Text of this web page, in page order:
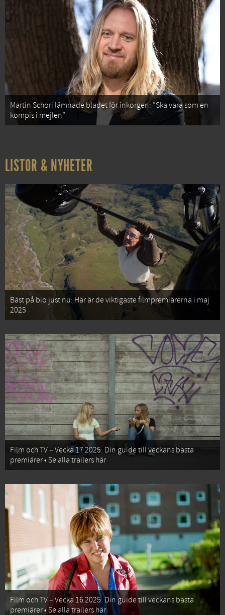
Martin Schori lämnade bladet för inkorgen: ”Ska vara som en
kompis i mejlen”
LISTOR & NYHETER
Bäst på bio just nu: Här är de viktigaste filmpremiärerna i maj
2025
Film och TV – Vecka 17 2025: Din guide till veckans bästa
premiärer • Se alla trailers här
Film och TV – Vecka 16 2025: Din guide till veckans bästa
premiärer • Se alla trailers här